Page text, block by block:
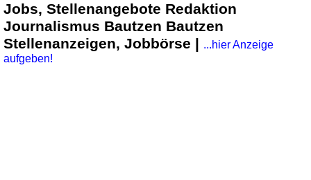
Jobs, Stellenangebote Redaktion
Journalismus Bautzen Bautzen
Stellenanzeigen, Jobbörse | ...hier Anzeige
aufgeben!